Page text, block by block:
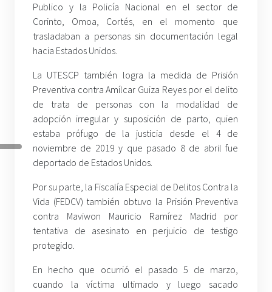
Publico y la Policía Nacional en el sector de
Corinto, Omoa, Cortés, en el momento que
trasladaban a personas sin documentación legal
hacia Estados Unidos.
La UTESCP también logra la medida de Prisión
Preventiva contra Amílcar Guiza Reyes por el delito
de trata de personas con la modalidad de
adopción irregular y suposición de parto, quien
estaba prófugo de la justicia desde el 4 de
noviembre de 2019 y que pasado 8 de abril fue
deportado de Estados Unidos.
Por su parte, la Fiscalía Especial de Delitos Contra la
Vida (FEDCV) también obtuvo la Prisión Preventiva
contra Maviwon Mauricio Ramírez Madrid por
tentativa de asesinato en perjuicio de testigo
protegido.
En hecho que ocurrió el pasado 5 de marzo,
cuando la víctima ultimado y luego sacado